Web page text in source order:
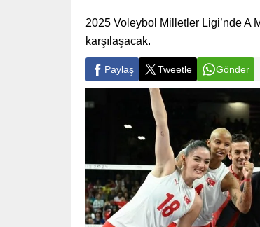
2025 Voleybol Milletler Ligi’nde A
karşılaşacak.
Paylaş Tweetle Gönder